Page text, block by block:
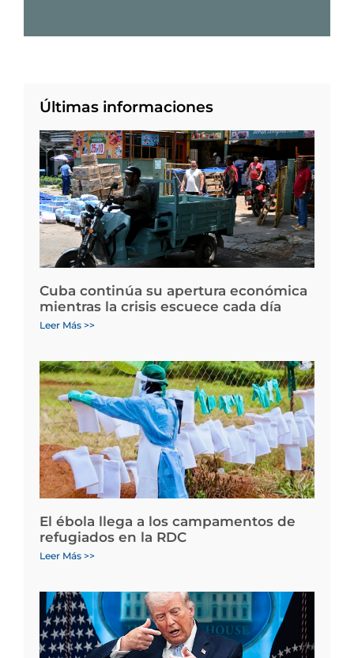
Últimas informaciones
Cuba continúa su apertura económica
mientras la crisis escuece cada día
Leer Más >>
El ébola llega a los campamentos de
refugiados en la RDC
Leer Más >>